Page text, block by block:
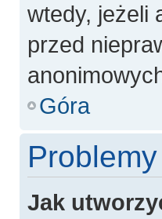
wtedy, jeżeli
przed
Góra
Jak